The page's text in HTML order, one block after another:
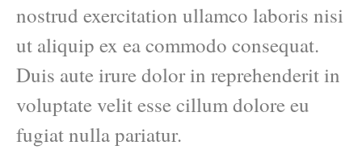
nostrud exercitation ullamco laboris nisi
ut aliquip ex ea commodo consequat.
Duis aute irure dolor in reprehenderit in
voluptate velit esse cillum dolore eu
fugiat nulla pariatur.